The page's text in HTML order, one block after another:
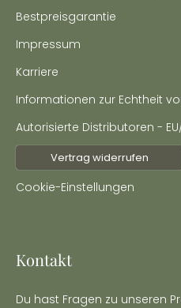
Kontakt
Du hast Fragen zu unseren
Bestpreisgarantie
Impressum
Karriere
Informationen zur Echtheit
Autorisierte Distributoren -
Vertrag widerrufen
Cookie-Einstellungen